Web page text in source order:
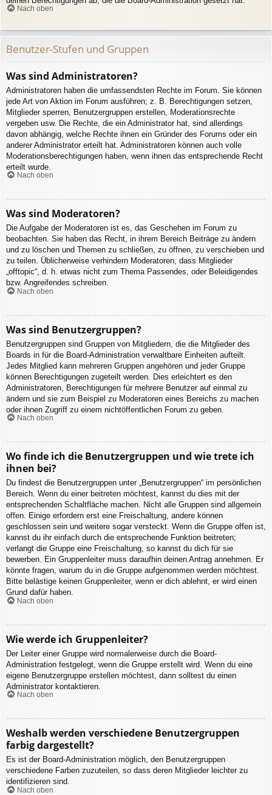
Nach oben
Benutzer-Stufen und Gruppen
Was sind Administratoren?
Administratoren haben die umfassendsten Rechte im Forum. Sie können
jede Art von Aktion im Forum ausführen; z. B. Berechtigungen setzen,
Mitglieder sperren, Benutzergruppen erstellen, Moderationsrechte
vergeben usw. Die Rechte, die ein Administrator hat, sind allerdings
davon abhängig, welche Rechte ihnen ein Gründer des Forums oder ein
anderer Administrator erteilt hat. Administratoren können auch volle
Moderationsberechtigungen haben, wenn ihnen das entsprechende Recht
erteilt wurde.
Nach oben
Was sind Moderatoren?
Die Aufgabe der Moderatoren ist es, das Geschehen im Forum zu
beobachten. Sie haben das Recht, in ihrem Bereich Beiträge zu ändern
und zu löschen und Themen zu schließen, zu öffnen, zu verschieben und
zu teilen. Üblicherweise verhindern Moderatoren, dass Mitglieder
„offtopic“, d. h. etwas nicht zum Thema Passendes, oder Beleidigendes
bzw. Angreifendes schreiben.
Nach oben
Was sind Benutzergruppen?
Benutzergruppen sind Gruppen von Mitgliedern, die die Mitglieder des
Boards in für die Board-Administration verwaltbare Einheiten aufteilt.
Jedes Mitglied kann mehreren Gruppen angehören und jeder Gruppe
können Berechtigungen zugeteilt werden. Dies erleichtert es den
Administratoren, Berechtigungen für mehrere Benutzer auf einmal zu
ändern und sie zum Beispiel zu Moderatoren eines Bereichs zu machen
oder ihnen Zugriff zu einem nichtöffentlichen Forum zu geben.
Nach oben
Wo finde ich die Benutzergruppen und wie trete ich
ihnen bei?
Du findest die Benutzergruppen unter „Benutzergruppen“ im persönlichen
Bereich. Wenn du einer beitreten möchtest, kannst du dies mit der
entsprechenden Schaltfläche machen. Nicht alle Gruppen sind allgemein
offen. Einige erfordern erst eine Freischaltung, andere können
geschlossen sein und weitere sogar versteckt. Wenn die Gruppe offen ist,
kannst du ihr einfach durch die entsprechende Funktion beitreten;
verlangt die Gruppe eine Freischaltung, so kannst du dich für sie
bewerben. Ein Gruppenleiter muss daraufhin deinen Antrag annehmen. Er
könnte fragen, warum du in die Gruppe aufgenommen werden möchtest.
Bitte belästige keinen Gruppenleiter, wenn er dich ablehnt, er wird einen
Grund dafür haben.
Nach oben
Wie werde ich Gruppenleiter?
Der Leiter einer Gruppe wird normalerweise durch die Board-
Administration festgelegt, wenn die Gruppe erstellt wird. Wenn du eine
eigene Benutzergruppe erstellen möchtest, dann solltest du einen
Administrator kontaktieren.
Nach oben
Weshalb werden verschiedene Benutzergruppen
farbig dargestellt?
Es ist der Board-Administration möglich, den Benutzergruppen
verschiedene Farben zuzuteilen, so dass deren Mitglieder leichter zu
identifizieren sind.
Nach oben